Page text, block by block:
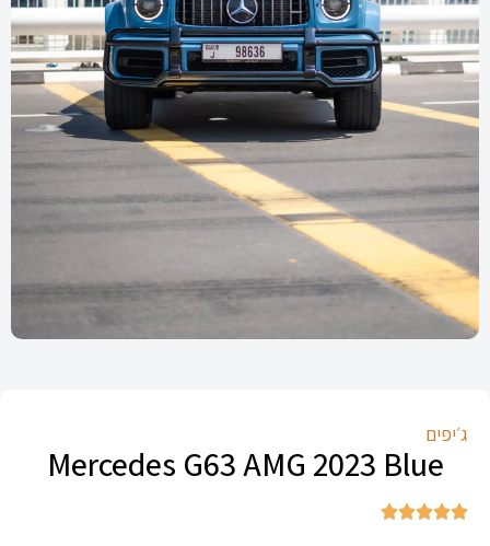
ג׳יפים
Mercedes G63 AMG 2023 Blue




